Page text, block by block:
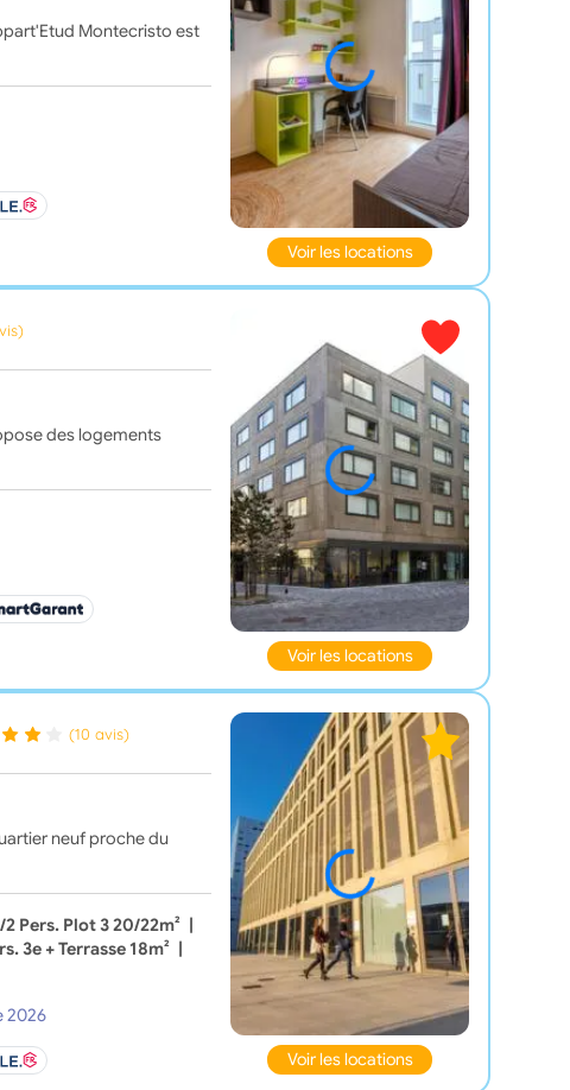
Montecristo est
Voir les locations
des logements
Voir les locations
(10 avis)
neuf proche du
Pers. Plot 3 20/22m² |
3e + Terrasse 18m² |
2026
Voir les locations